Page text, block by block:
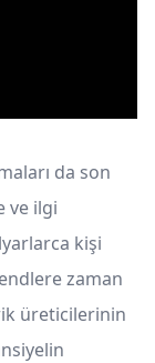
da son
ve ilgi
kişi
zaman
üreticilerinin